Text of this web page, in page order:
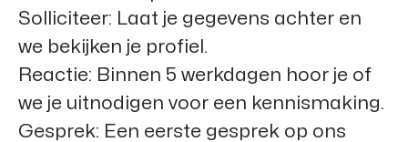
Solliciteer: Laat je gegevens achter en
we bekijken je profiel.
Reactie: Binnen 5 werkdagen hoor je of
we je uitnodigen voor een kennismaking.
Gesprek: Een eerste gesprek op ons